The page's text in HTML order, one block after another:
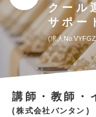
クール
サポー
求人
講師・教師・
株式会社バンタン